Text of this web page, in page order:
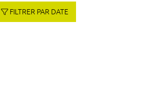
FILTRER PAR DATE